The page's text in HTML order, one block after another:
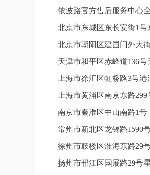
依波路官方售后服务中心
北京市东城区东长安街1号
北京市朝阳区建国门外大
天津市和平区赤峰道136号
上海市徐汇区虹桥路3号
上海市黄浦区南京东路
南京市秦淮区中山南路1号
常州市新北区龙锦路1590
徐州市鼓楼区淮海东路29
扬州市邗江区国展路29号